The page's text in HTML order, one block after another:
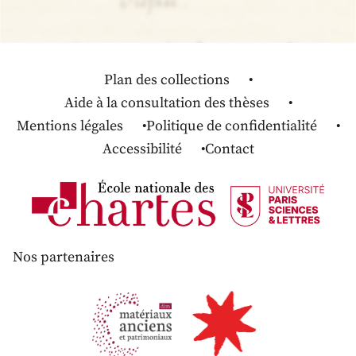
Plan des collections
Aide à la consultation des thèses
Mentions légales
Politique de confidentialité
Accessibilité
Contact
Nos partenaires